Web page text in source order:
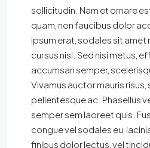
sollicitudin. Nam et ornare
quam, non faucibus dolor
ipsum erat, sodales sit amet
cursus nisl. Sed nisi metus,
accumsan semper,
Vivamus auctor mauris
pellentesque ac. Phasellus
semper sem laoreet quis.
congue vel sodales eu,
finibus dolor lectus, vel